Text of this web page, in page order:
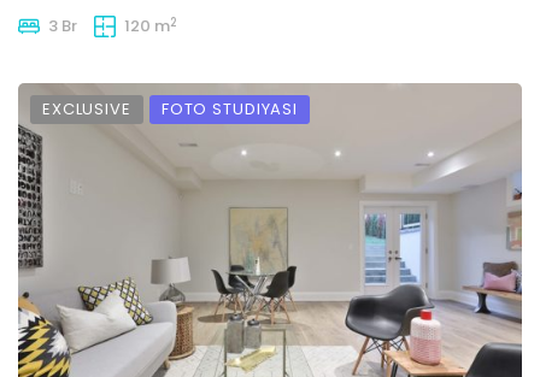
3 Br 120 m2
EXCLUSIVE FOTO STUDIYASI